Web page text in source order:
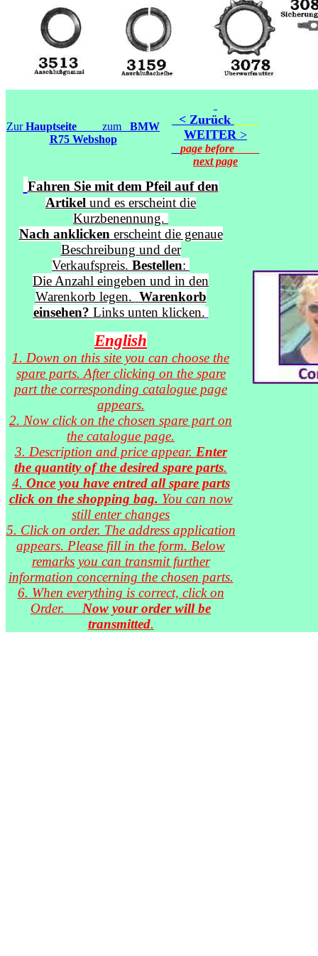
ZurHauptseite zum
BMW
R75 Webshop
< Zurück
WEITER >
page before
next page
Fahren Sie mit dem Pfeil auf den
Artikel und es erscheint die
Kurzbenennung.
Nach anklicken erscheint die genaue
Beschreibung und der
Verkaufspreis. Bestellen:
Die Anzahl eingeben und in den
Warenkorb legen. Warenkorb
einsehen? Links unten klicken.
English
1. Down on this site you can choose the
spare parts. After clicking on the spare
part the corresponding catalogue page
appears.
2. Now click on the chosen spare part on
the catalogue page.
3. Description and price appear. Enter
the quantity of the desired spare parts.
4. Once you have entred all spare parts
click on the shopping bag. You can now
still enter changes
5. Click on order. The address application
appears. Please fill in the form. Below
remarks you can transmit further
information concerning the chosen parts.
6. When everything is correct, click on
Order.
Now your order will be
transmitted.